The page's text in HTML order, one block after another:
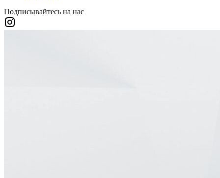
Подписывайтесь на нас